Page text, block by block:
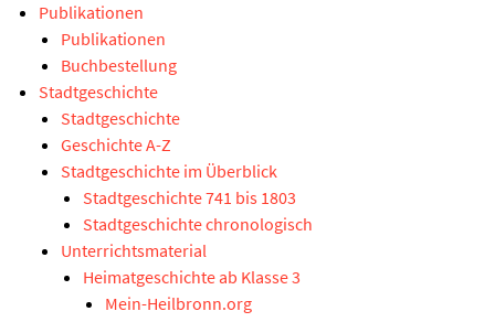
Publikationen
Publikationen
Buchbestellung
Stadtgeschichte
Stadtgeschichte
Geschichte A-Z
Stadtgeschichte im Überblick
Stadtgeschichte 741 bis 1803
Stadtgeschichte chronologisch
Unterrichtsmaterial
Heimatgeschichte ab Klasse 3
Mein-Heilbronn.org